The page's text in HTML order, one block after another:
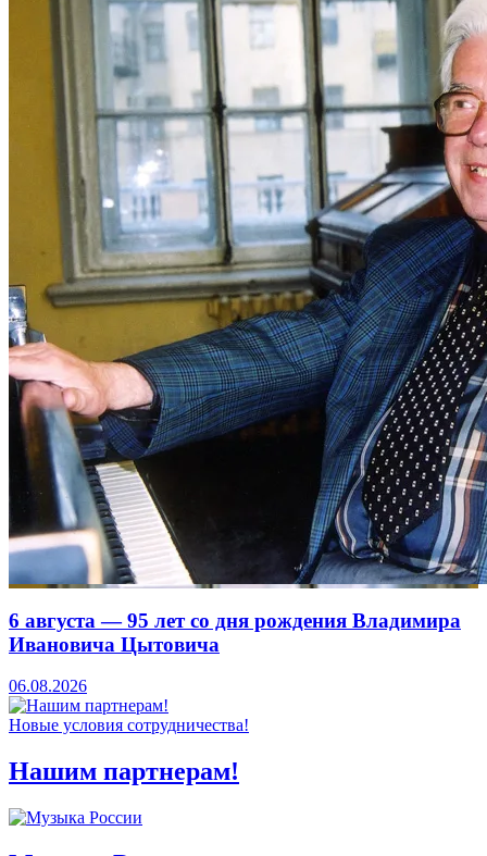
6 августа — 95 лет со дня рождения Владимира
Ивановича Цытовича
06.08.2026
Новые условия сотрудничества!
Нашим партнерам!